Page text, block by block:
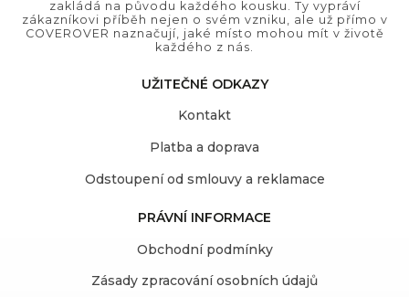
zakládá na původu každého kousku. Ty vypráví
zákazníkovi příběh nejen o svém vzniku, ale už přímo v
COVEROVER naznačují, jaké místo mohou mít v životě
každého z nás.
UŽITEČNÉ ODKAZY
Kontakt
Platba a doprava
Odstoupení od smlouvy a reklamace
PRÁVNÍ INFORMACE
Obchodní podmínky
Zásady zpracování osobních údajů